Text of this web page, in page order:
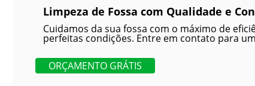
Limpeza de Fossa com Qualidade e
Cuidamos da sua fossa com o máximo de
perfeitas condições. Entre em contato para
ORÇAMENTO GRÁTIS